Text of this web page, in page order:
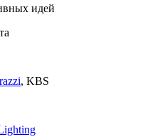
идей
, KBS